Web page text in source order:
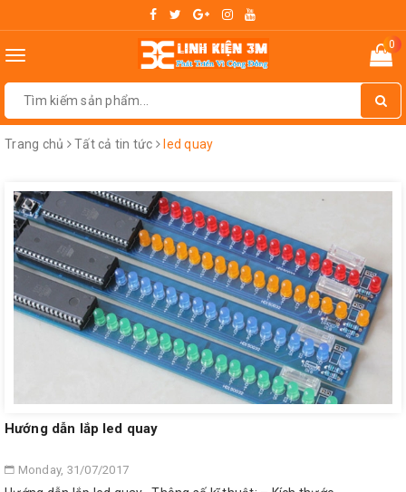
Toggle
0
Trang chủ Tất cả tin tức led quay
Hướng dẫn lắp led quay
Monday, 31/07/2017